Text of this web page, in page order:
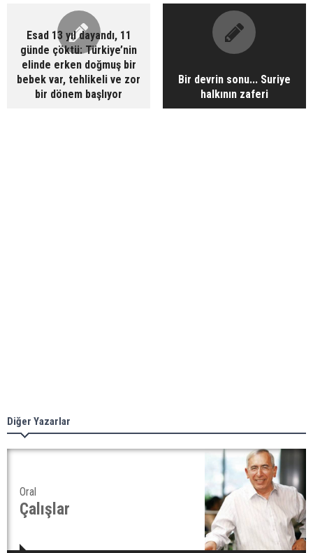
Esad 13 yıl dayandı, 11
günde çöktü: Türkiye’nin
elinde erken doğmuş bir
bebek var, tehlikeli ve zor
bir dönem başlıyor
Bir devrin sonu... Suriye
halkının zaferi
Diğer Yazarlar
Oral
Çalışlar